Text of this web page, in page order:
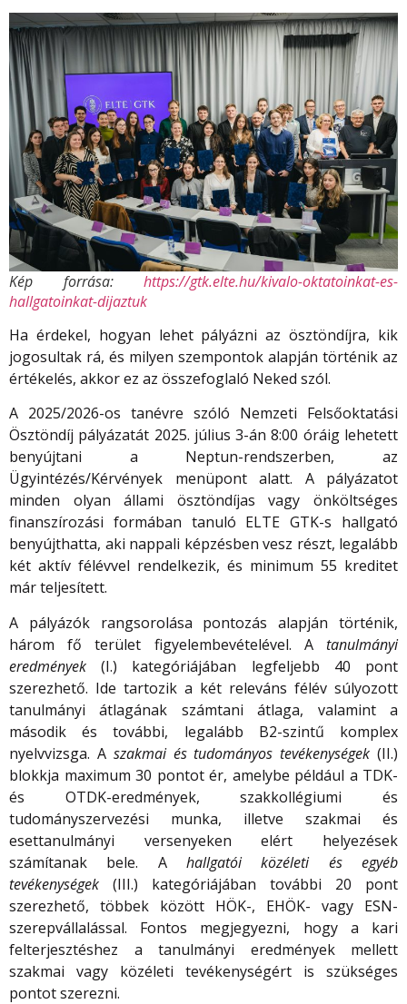
Kép forrása: https://gtk.elte.hu/kivalo-oktatoinkat-es-
hallgatoinkat-dijaztuk
Ha érdekel, hogyan lehet pályázni az ösztöndíjra, kik
jogosultak rá, és milyen szempontok alapján történik az
értékelés, akkor ez az összefoglaló Neked szól.
A 2025/2026-os tanévre szóló Nemzeti Felsőoktatási
Ösztöndíj pályázatát 2025. július 3-án 8:00 óráig lehetett
benyújtani a Neptun-rendszerben, az
Ügyintézés/Kérvények menüpont alatt. A pályázatot
minden olyan állami ösztöndíjas vagy önköltséges
finanszírozási formában tanuló ELTE GTK-s hallgató
benyújthatta, aki nappali képzésben vesz részt, legalább
két aktív félévvel rendelkezik, és minimum 55 kreditet
már teljesített.
A pályázók rangsorolása pontozás alapján történik,
három fő terület figyelembevételével. A tanulmányi
eredmények (I.) kategóriájában legfeljebb 40 pont
szerezhető. Ide tartozik a két releváns félév súlyozott
tanulmányi átlagának számtani átlaga, valamint a
második és további, legalább B2-szintű komplex
nyelvvizsga. A szakmai és tudományos tevékenységek (II.)
blokkja maximum 30 pontot ér, amelybe például a TDK-
és OTDK-eredmények, szakkollégiumi és
tudományszervezési munka, illetve szakmai és
esettanulmányi versenyeken elért helyezések
számítanak bele. A hallgatói közéleti és egyéb
tevékenységek (III.) kategóriájában további 20 pont
szerezhető, többek között HÖK-, EHÖK- vagy ESN-
szerepvállalással. Fontos megjegyezni, hogy a kari
felterjesztéshez a tanulmányi eredmények mellett
szakmai vagy közéleti tevékenységért is szükséges
pontot szerezni.